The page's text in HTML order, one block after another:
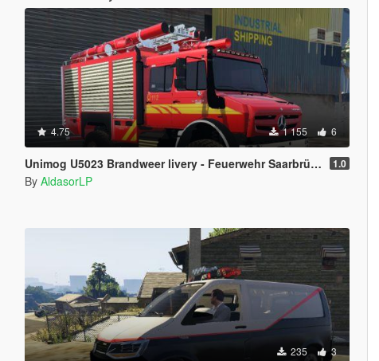
4.75 1 155 6
Unimog U5023 Brandweer livery - Feuerwehr Saarbrücken [Paintjob] 1.0
By AldasorLP
235 3